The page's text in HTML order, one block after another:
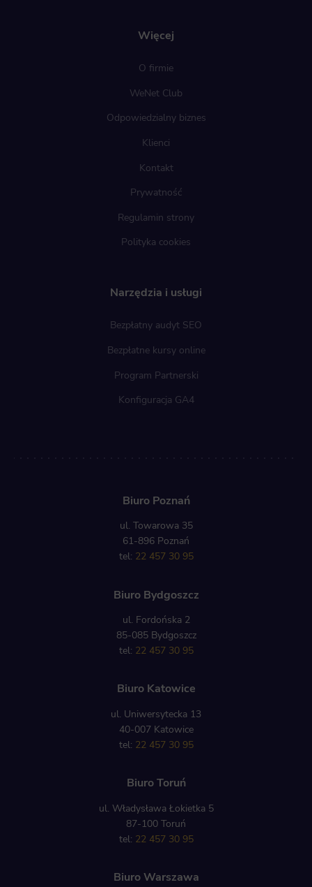
Więcej
O firmie
WeNet Club
Odpowiedzialny biznes
Klienci
Kontakt
Prywatność
Regulamin strony
Polityka cookies
Narzędzia i usługi
Bezpłatny audyt SEO
Bezpłatne kursy online
Program Partnerski
Konfiguracja GA4
Biuro Poznań
ul. Towarowa 35
61-896 Poznań
tel: 22 457 30 95
Biuro Bydgoszcz
ul. Fordońska 2
85-085 Bydgoszcz
tel: 22 457 30 95
Biuro Katowice
ul. Uniwersytecka 13
40-007 Katowice
tel: 22 457 30 95
Biuro Toruń
ul. Władysława Łokietka 5
87-100 Toruń
tel: 22 457 30 95
Biuro Warszawa